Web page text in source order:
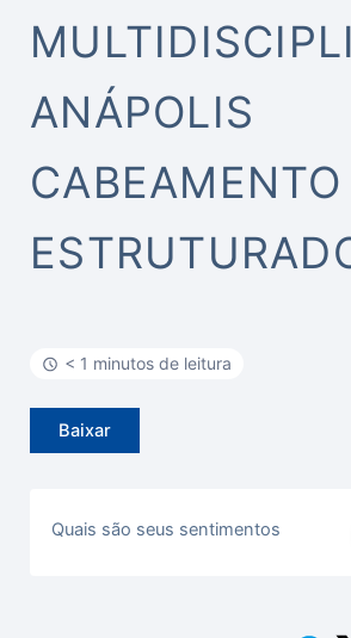
ANÁPOLIS
CABEAMENTO
< 1 minutos de leitura
Baixar
Quais são seus sentimentos